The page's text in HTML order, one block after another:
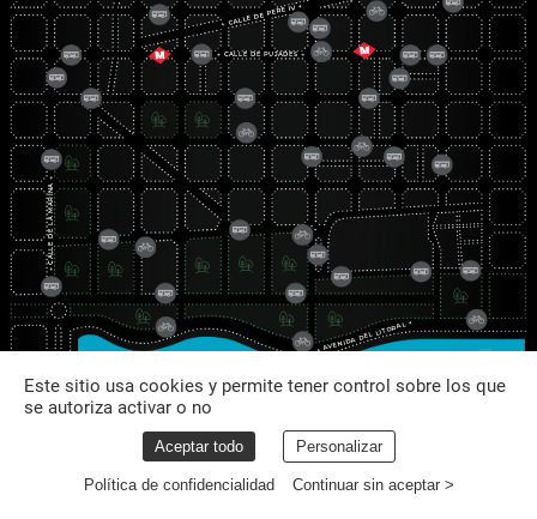
Este sitio usa cookies y permite tener control sobre los que
se autoriza activar o no
Aceptar todo Personalizar
Política de confidencialidad Continuar sin aceptar >
←
CALLE
DE
LA
MARINA
→
← CALLEDE PERE IV →
← AVENIDADEL LITORAL →
← CALLE DE PUJADES →